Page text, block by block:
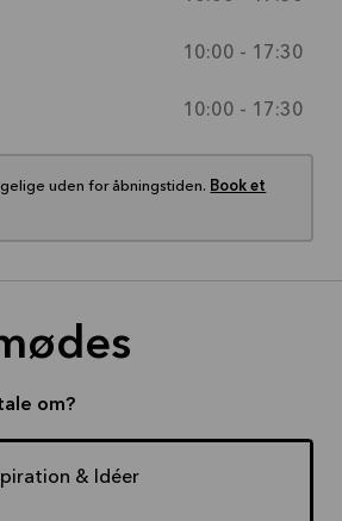
10:00 - 17:30
10:00 - 17:30
uden for åbningstiden. Book et
om?
& Idéer